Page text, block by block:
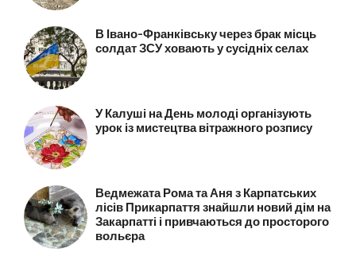
В Івано-Франківську через брак місць
солдат ЗСУ ховають у сусідніх селах
У Калуші на День молоді організують
урок із мистецтва вітражного розпису
Ведмежата Рома та Аня з Карпатських
лісів Прикарпаття знайшли новий дім на
Закарпатті і привчаються до просторого
вольєра